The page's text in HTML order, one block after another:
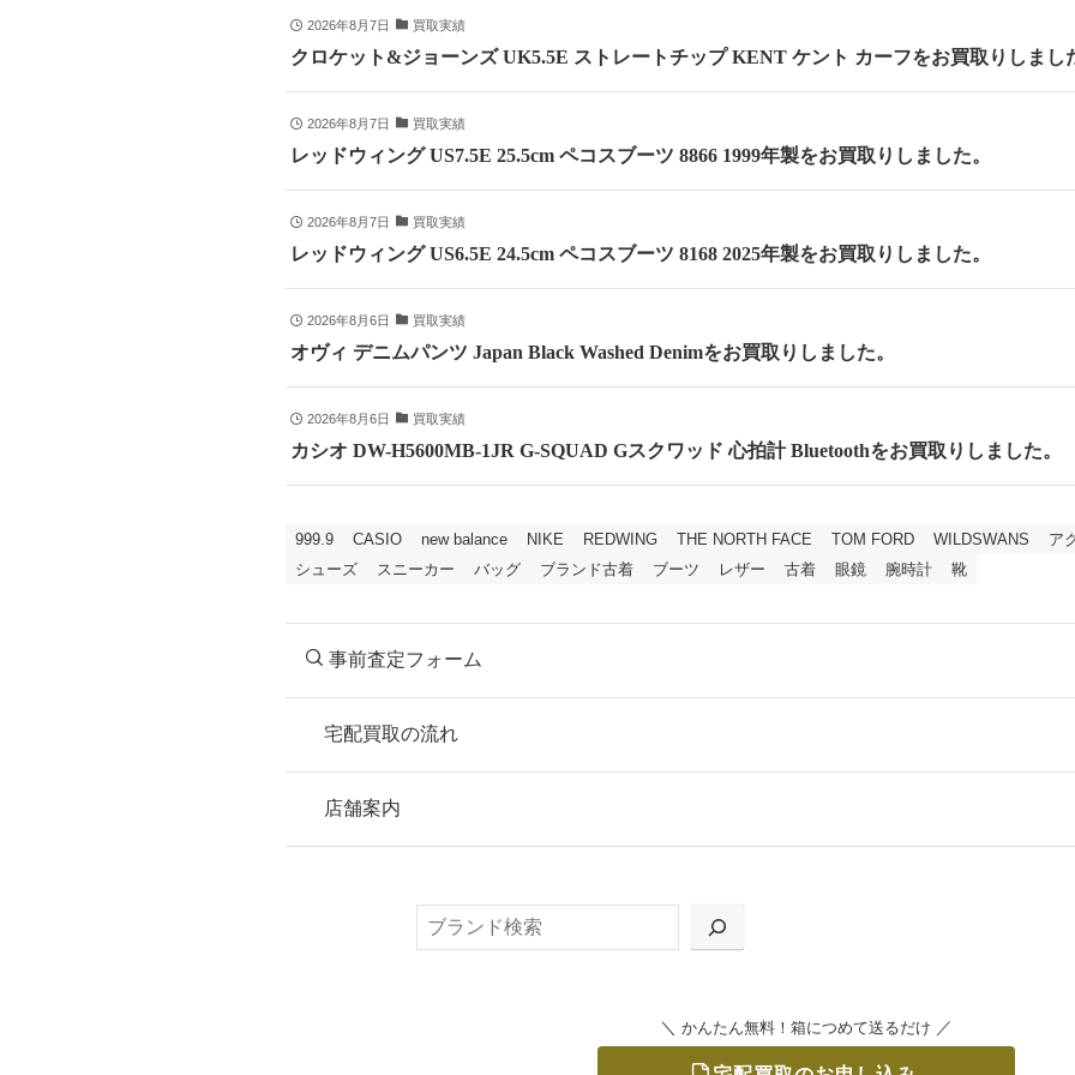
2026年8月7日 買取実績
クロケット&ジョーンズ UK5.5E ストレートチップ KENT ケント カーフをお買取りしまし
2026年8月7日 買取実績
レッドウィング US7.5E 25.5cm ペコスブーツ 8866 1999年製をお買取りしました。
2026年8月7日 買取実績
レッドウィング US6.5E 24.5cm ペコスブーツ 8168 2025年製をお買取りしました。
2026年8月6日 買取実績
オヴィ デニムパンツ Japan Black Washed Denimをお買取りしました。
2026年8月6日 買取実績
カシオ DW-H5600MB-1JR G-SQUAD Gスクワッド 心拍計 Bluetoothをお買取りしました。
999.9 CASIO new balance NIKE REDWING THE NORTH FACE TOM FORD WILDSWANS
ア
シューズ
スニーカー バッグ ブランド古着 ブーツ レザー 古着 眼鏡 腕時計 靴
事前査定フォーム
宅配買取の流れ
お申込み
または梱包材不要の「集荷申込」からお選びいただけます。
店舗案内
＼ かんたん無料！箱につめて送るだけ ／